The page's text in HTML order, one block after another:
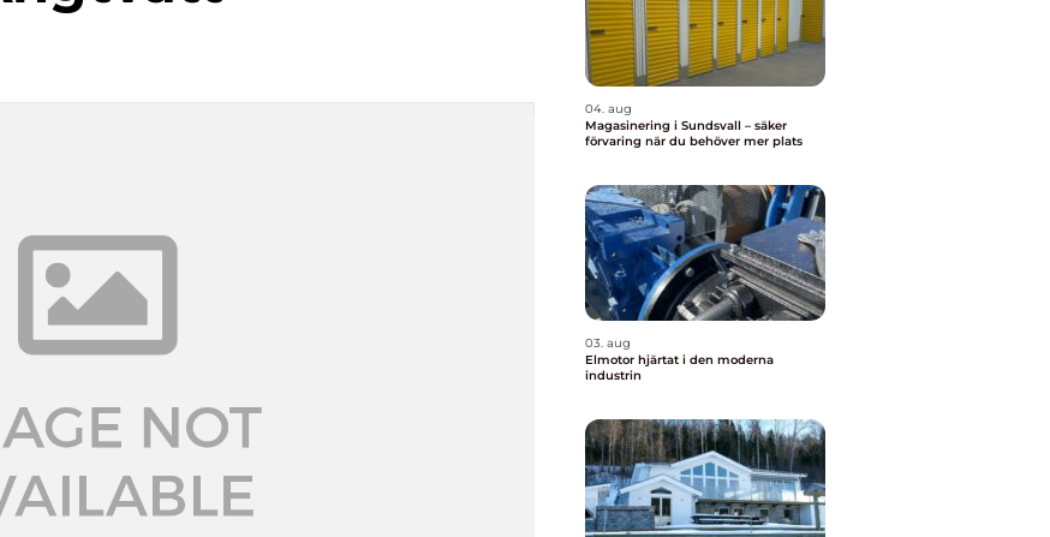
04. aug
Magasinering i Sundsvall – säker
förvaring när du behöver mer plats
03. aug
Elmotor hjärtat i den moderna
industrin